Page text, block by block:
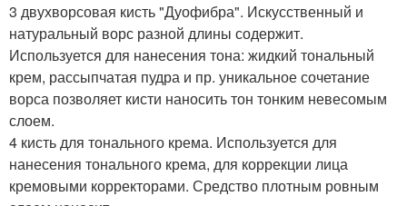
3 двухворсовая кисть "Дуофибра". Искусственный и
натуральный ворс разной длины содержит.
Используется для нанесения тона: жидкий тональный
крем, рассыпчатая пудра и пр. уникальное сочетание
ворса позволяет кисти наносить тон тонким невесомым
слоем.
4 кисть для тонального крема. Используется для
нанесения тонального крема, для коррекции лица
кремовыми корректорами. Средство плотным ровным